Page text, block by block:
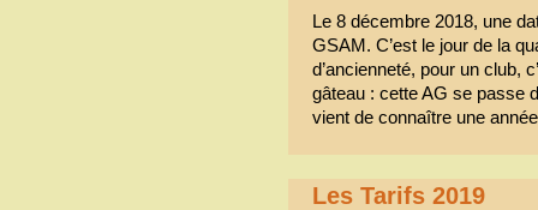
Le 8 décembre 2018, une
GSAM. C’est le jour de la
d’ancienneté, pour un club,
gâteau : cette AG se passe
vient de connaître une
Les Tarifs 2019